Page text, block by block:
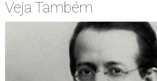
Veja Também